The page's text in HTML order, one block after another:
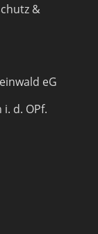
&
eG
d. OPf.